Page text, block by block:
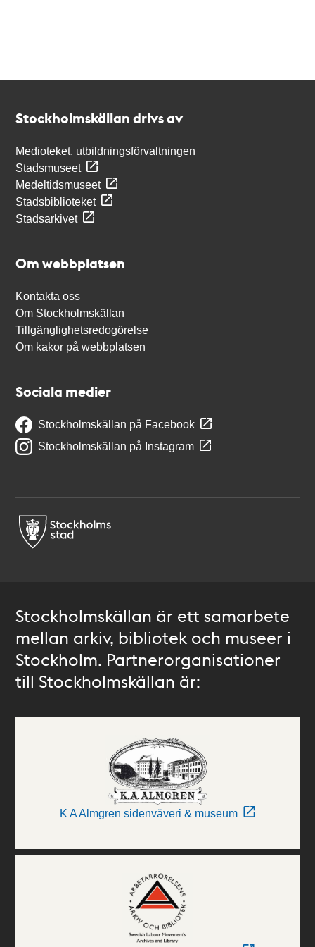
Stockholmskällan drivs av
Medioteket, utbildningsförvaltningen
Stadsmuseet
Medeltidsmuseet
Stadsbiblioteket
Stadsarkivet
Om webbplatsen
Kontakta oss
Om Stockholmskällan
Tillgänglighetsredogörelse
Om kakor på webbplatsen
Sociala medier
Stockholmskällan på Facebook
Stockholmskällan på Instagram
Stockholmskällan är ett samarbete
mellan arkiv, bibliotek och museer i
Stockholm. Partnerorganisationer
till Stockholmskällan är:
K A Almgren sidenväveri & museum